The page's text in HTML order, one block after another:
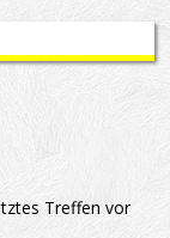
Treffen vor